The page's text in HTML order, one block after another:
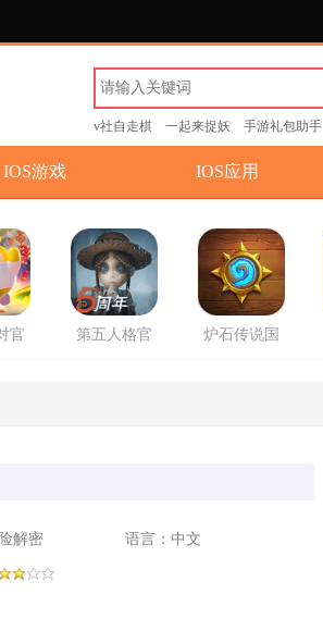
v社自走棋 一起来捉妖 手游礼包助手
IOS游戏 IOS应用
官
第五人格官
炉石传说国
解密 语言：中文